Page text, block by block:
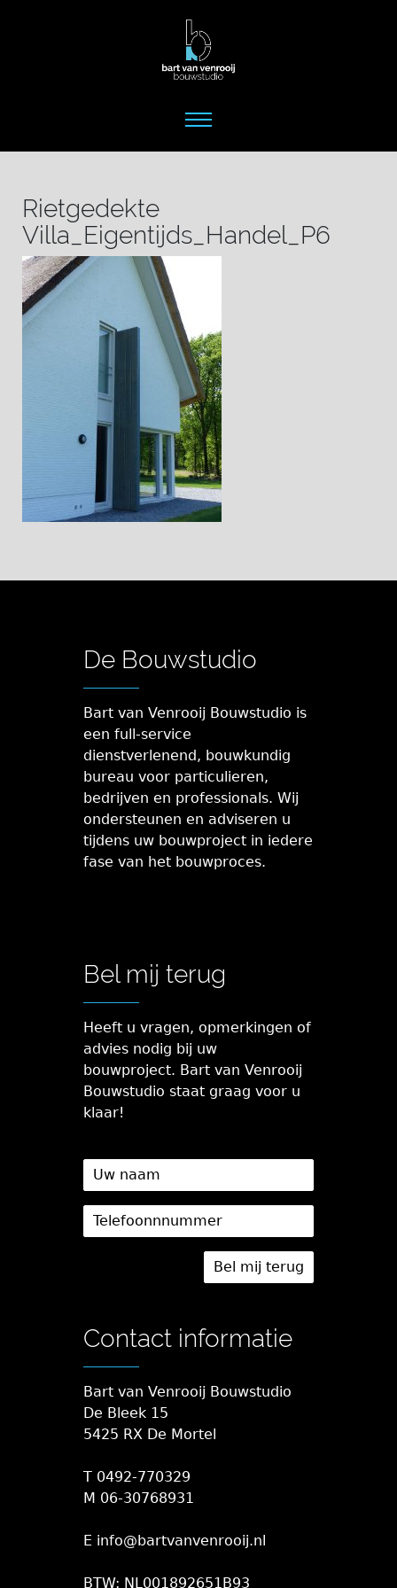
Rietgedekte
Villa_Eigentijds_Handel_P6
De Bouwstudio
Bart van Venrooij Bouwstudio is
een full-service
dienstverlenend, bouwkundig
bureau voor particulieren,
bedrijven en professionals. Wij
ondersteunen en adviseren u
tijdens uw bouwproject in iedere
fase van het bouwproces.
Bel mij terug
Heeft u vragen, opmerkingen of
advies nodig bij uw
bouwproject. Bart van Venrooij
Bouwstudio staat graag voor u
klaar!
Contact informatie
Bart van Venrooij Bouwstudio
De Bleek 15
5425 RX De Mortel
T 0492-770329
M 06-30768931
E info@bartvanvenrooij.nl
BTW: NL001892651B93